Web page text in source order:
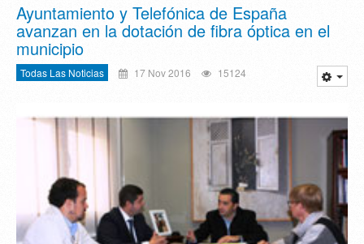
Ayuntamiento y Telefónica de España
avanzan en la dotación de fibra óptica en el
municipio
Todas Las Noticias 17 Nov 2016 15124